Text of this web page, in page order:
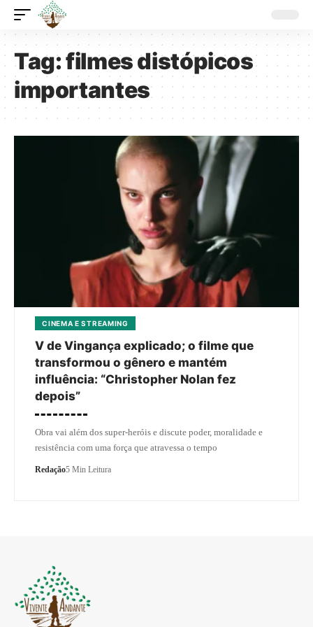
Tag:filmes distópicos
importantes
CINEMA E STREAMING
V de Vingança explicado; o filme que
transformou o gênero e mantém
influência: “Christopher Nolan fez
depois”
Obra vai além dos super-heróis e discute poder, moralidade e
resistência com uma força que atravessa o tempo
Redação5 Min Leitura